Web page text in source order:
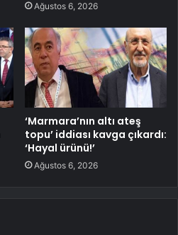
Ağustos 6, 2026
‘Marmara’nın altı ateş
topu’ iddiası kavga çıkardı:
‘Hayal ürünü!’
Ağustos 6, 2026